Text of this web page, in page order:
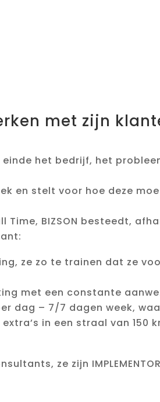
met zijn
het bedrijf, het
en stelt voor hoe deze
BIZSON besteedt,
ze zo te trainen dat ze
met een constante
dag – 7/7 dagen week,
in een straal van 150
ze zijn